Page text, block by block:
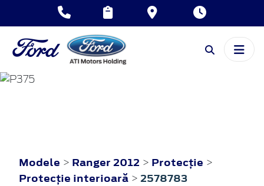
RANGER
Modele > Ranger 2012 > Protecţie >
Protecţie interioară > 2578783